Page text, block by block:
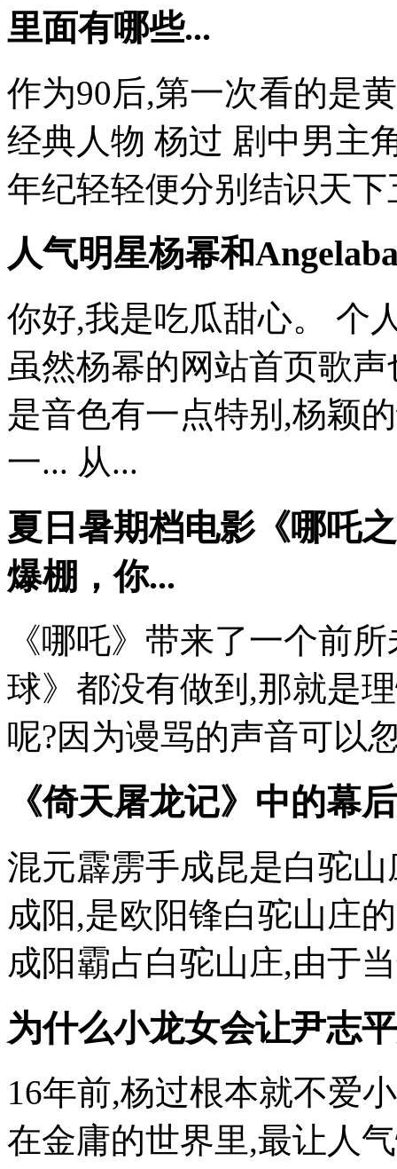
里面有哪些...
作为90后,第一次看的是
经典人物 杨过 剧中男主
年纪轻轻便分别结识天
人气明星杨幂和
你好,我是吃瓜甜心。 个
虽然杨幂的网站首页歌
是音色有一点特别,杨颖
一... 从...
夏日暑期档电影《哪吒
爆棚，你...
《哪吒》带来了一个前
球》都没有做到,那就是
呢?因为谩骂的声音可以
《倚天屠龙记》中的幕
混元霹雳手成昆是白驼
成阳,是欧阳锋白驼山庄
成阳霸占白驼山庄,由于
为什么小龙女会让尹志
16年前,杨过根本就不爱
在金庸的世界里,最让人